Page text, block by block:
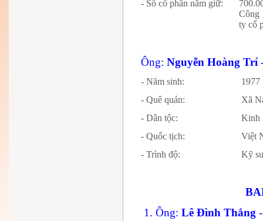
- Số cổ phần nắm giữ:
Công
ty cổ
Ông: Nguyễn Hoàng Trí
- Năm sinh:
1977
- Quê quán:
Xã
- Dân tộc:
Kinh
- Quốc tịch:
- Trình độ:
Kỹ
1. Ông: Lê Đình Thắng